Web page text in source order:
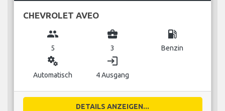
CHEVROLET AVEO
group
5
business_center
3
local_gas_station
Benzin
miscellaneous_services
Automatisch
login
4 Ausgang
DETAILS ANZEIGEN...